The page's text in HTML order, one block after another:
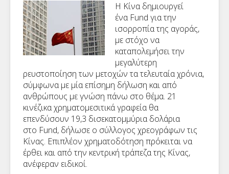
Η Κίνα δημιουργεί
ένα Fund για την
ισορροπία της αγοράς,
με στόχο να
καταπολεμήσει την
μεγαλύτερη
ρευστοποίηση των μετοχών τα τελευταία χρόνια,
σύμφωνα με μία επίσημη δήλωση και από
ανθρώπους με γνώση πάνω στο θέμα. 21
κινέζικα χρηματομεσιτικά γραφεία θα
επενδύσουν 19,3 δισεκατομμύρια δολάρια
στο Fund, δήλωσε ο σύλλογος χρεογράφων τις
Κίνας. Επιπλέον χρηματοδότηση πρόκειται να
έρθει και από την κεντρική τράπεζα της Κίνας,
ανέφεραν ειδικοί.